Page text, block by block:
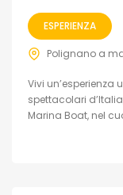
ESPERIENZA
Polignano a
Vivi
spettacolari
Marina Boat, nel